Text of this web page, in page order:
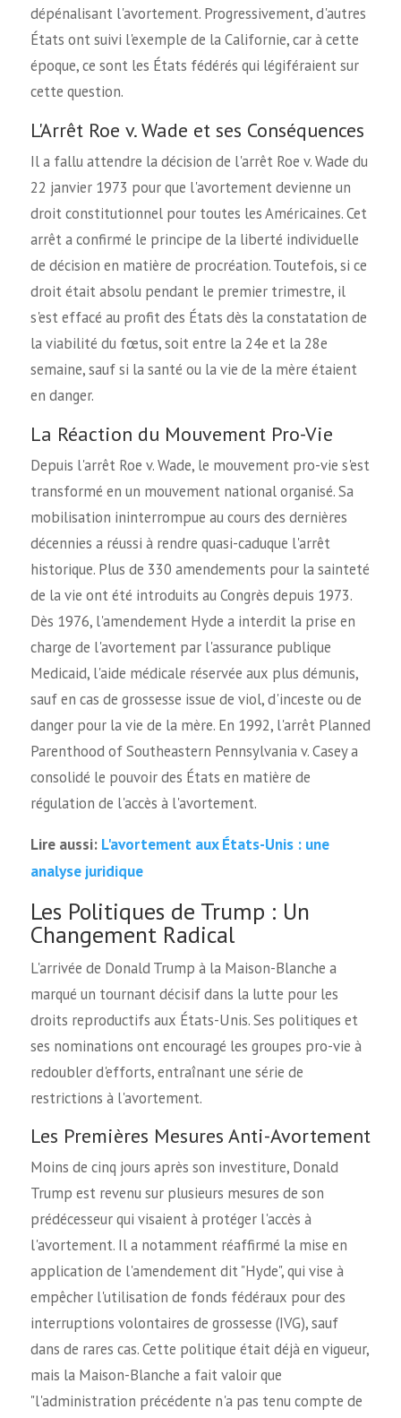
dépénalisant l'avortement. Progressivement, d'autres
États ont suivi l'exemple de la Californie, car à cette
époque, ce sont les États fédérés qui légiféraient sur
cette question.
L'Arrêt Roe v. Wade et ses Conséquences
Il a fallu attendre la décision de l'arrêt Roe v. Wade du
22 janvier 1973 pour que l'avortement devienne un
droit constitutionnel pour toutes les Américaines. Cet
arrêt a confirmé le principe de la liberté individuelle
de décision en matière de procréation. Toutefois, si ce
droit était absolu pendant le premier trimestre, il
s'est effacé au profit des États dès la constatation de
la viabilité du fœtus, soit entre la 24e et la 28e
semaine, sauf si la santé ou la vie de la mère étaient
en danger.
La Réaction du Mouvement Pro-Vie
Depuis l'arrêt Roe v. Wade, le mouvement pro-vie s'est
transformé en un mouvement national organisé. Sa
mobilisation ininterrompue au cours des dernières
décennies a réussi à rendre quasi-caduque l'arrêt
historique. Plus de 330 amendements pour la sainteté
de la vie ont été introduits au Congrès depuis 1973.
Dès 1976, l'amendement Hyde a interdit la prise en
charge de l'avortement par l'assurance publique
Medicaid, l'aide médicale réservée aux plus démunis,
sauf en cas de grossesse issue de viol, d'inceste ou de
danger pour la vie de la mère. En 1992, l'arrêt Planned
Parenthood of Southeastern Pennsylvania v. Casey a
consolidé le pouvoir des États en matière de
régulation de l'accès à l'avortement.
Lire aussi: L'avortement aux États-Unis : une
analyse juridique
Les Politiques de Trump : Un
Changement Radical
L'arrivée de Donald Trump à la Maison-Blanche a
marqué un tournant décisif dans la lutte pour les
droits reproductifs aux États-Unis. Ses politiques et
ses nominations ont encouragé les groupes pro-vie à
redoubler d'efforts, entraînant une série de
restrictions à l'avortement.
Les Premières Mesures Anti-Avortement
Moins de cinq jours après son investiture, Donald
Trump est revenu sur plusieurs mesures de son
prédécesseur qui visaient à protéger l'accès à
l'avortement. Il a notamment réaffirmé la mise en
application de l'amendement dit "Hyde", qui vise à
empêcher l'utilisation de fonds fédéraux pour des
interruptions volontaires de grossesse (IVG), sauf
dans de rares cas. Cette politique était déjà en vigueur,
mais la Maison-Blanche a fait valoir que
"l'administration précédente n'a pas tenu compte de